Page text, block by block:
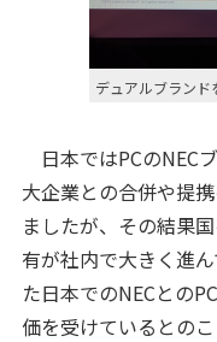
デュアルブランド
日本ではPCのNEC
大企業との合併や提
ましたが、その結果
有が社内で大きく進
た日本でのNECとの
価を受けているとの